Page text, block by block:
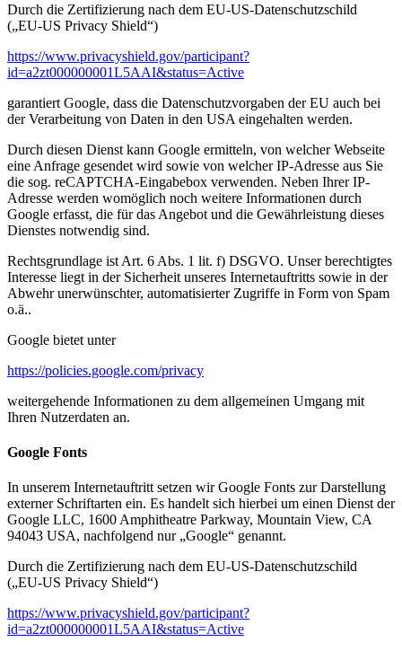
Durch die Zertifizierung nach dem EU-US-Datenschutzschild
(„EU-US Privacy Shield“)
https://www.privacyshield.gov/participant?
id=a2zt000000001L5AAI&status=Active
garantiert Google, dass die Datenschutzvorgaben der EU auch bei
der Verarbeitung von Daten in den USA eingehalten werden.
Durch diesen Dienst kann Google ermitteln, von welcher Webseite
eine Anfrage gesendet wird sowie von welcher IP-Adresse aus Sie
die sog. reCAPTCHA-Eingabebox verwenden. Neben Ihrer IP-
Adresse werden womöglich noch weitere Informationen durch
Google erfasst, die für das Angebot und die Gewährleistung dieses
Dienstes notwendig sind.
Rechtsgrundlage ist Art. 6 Abs. 1 lit. f) DSGVO. Unser berechtigtes
Interesse liegt in der Sicherheit unseres Internetauftritts sowie in der
Abwehr unerwünschter, automatisierter Zugriffe in Form von Spam
o.ä..
Google bietet unter
https://policies.google.com/privacy
weitergehende Informationen zu dem allgemeinen Umgang mit
Ihren Nutzerdaten an.
Google Fonts
In unserem Internetauftritt setzen wir Google Fonts zur Darstellung
externer Schriftarten ein. Es handelt sich hierbei um einen Dienst der
Google LLC, 1600 Amphitheatre Parkway, Mountain View, CA
94043 USA, nachfolgend nur „Google“ genannt.
Durch die Zertifizierung nach dem EU-US-Datenschutzschild
(„EU-US Privacy Shield“)
https://www.privacyshield.gov/participant?
id=a2zt000000001L5AAI&status=Active